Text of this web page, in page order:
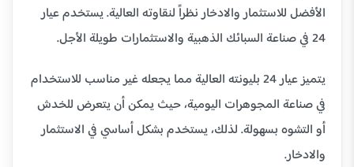
الأفضل للاستثمار والادخار نظراً لنقاوته العالية. يستخدم عيار
24 في صناعة السبائك الذهبية والاستثمارات طويلة الأجل.
يتميز عيار 24 بليونته العالية مما يجعله غير مناسب للاستخدام
في صناعة المجوهرات اليومية، حيث يمكن أن يتعرض للخدش
أو التشوه بسهولة. لذلك، يستخدم بشكل أساسي في الاستثمار
والادخار.